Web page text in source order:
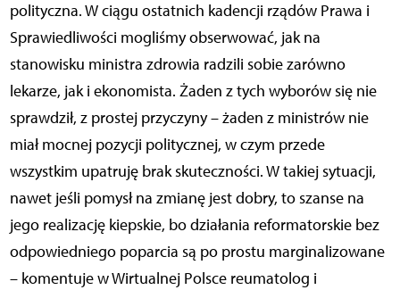
polityczna. W ciągu ostatnich kadencji rządów Prawa i
Sprawiedliwości mogliśmy obserwować, jak na
stanowisku ministra zdrowia radzili sobie zarówno
lekarze, jak i ekonomista. Żaden z tych wyborów się nie
sprawdził, z prostej przyczyny – żaden z ministrów nie
miał mocnej pozycji politycznej, w czym przede
wszystkim upatruję brak skuteczności. W takiej sytuacji,
nawet jeśli pomysł na zmianę jest dobry, to szanse na
jego realizację kiepskie, bo działania reformatorskie bez
odpowiedniego poparcia są po prostu marginalizowane
– komentuje w Wirtualnej Polsce reumatolog i